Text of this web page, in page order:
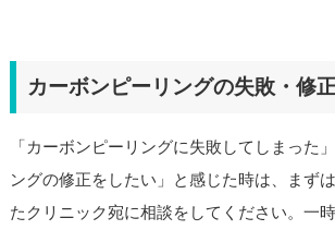
カーボンピーリングの失敗・修
「カーボンピーリングに失敗してしまった
ングの修正をしたい」と感じた時は、まず
たクリニック宛に相談をしてください。一